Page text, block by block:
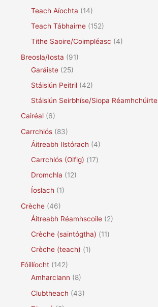
Teach Aíochta (14)
Teach Tábhairne (152)
Tithe Saoire/Coimpléasc (4)
Breosla/Iosta (91)
Garáiste (25)
Stáisiún Peitril (42)
Stáisiún Seirbhíse/Siopa Réamhchúirte
Cairéal (6)
Carrchlós (83)
Áitreabh Ilstórach (4)
Carrchlós (Oifig) (17)
Dromchla (12)
Íoslach (1)
Crèche (46)
Áitreabh Réamhscoile (2)
Crèche (saintógtha) (11)
Crèche (teach) (1)
Fóillíocht (142)
Amharclann (8)
Clubtheach (43)